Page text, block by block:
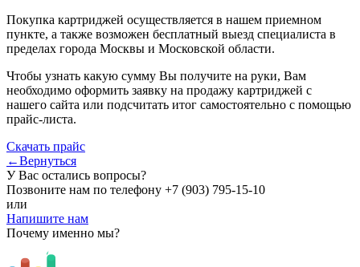
Покупка картриджей осуществляется в нашем приемном
пункте, а также возможен бесплатный выезд специалиста в
пределах города Москвы и Московской области.
Чтобы узнать какую сумму Вы получите на руки, Вам
необходимо оформить заявку на продажу картриджей с
нашего сайта или подсчитать итог самостоятельно с помощью
прайс-листа.
Скачать прайс
←Вернуться
У Вас остались вопросы?
Позвоните нам по телефону +7 (903) 795-15-10
или
Напишите нам
Почему именно мы?